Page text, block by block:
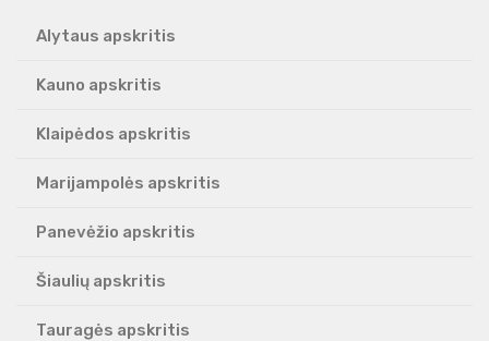
Alytaus apskritis
Kauno apskritis
Klaipėdos apskritis
Marijampolės apskritis
Panevėžio apskritis
Šiaulių apskritis
Tauragės apskritis